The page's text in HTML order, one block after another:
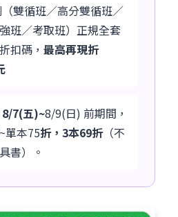
雙循班／高分雙循班／
班／考取班）正規全套
扣碼， 最高再現折
8/7(五)~8/9(日) 前期間，
單本75折，3本69折（不
書）。